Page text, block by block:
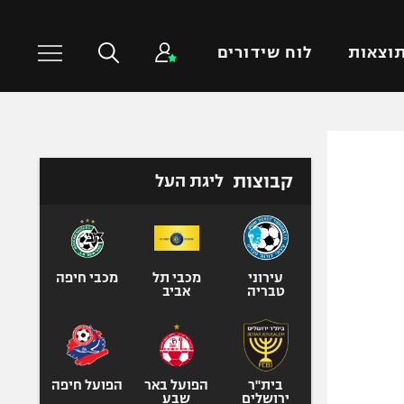
תוצאות לוח שידורים
טניס
כדורעף
ספורט אולימפי
קבוצות ליגת העל
עירוני
טבריה
מכבי תל
אביב
מכבי חיפה
בית"ר
ירושלים
הפועל באר
שבע
הפועל חיפה